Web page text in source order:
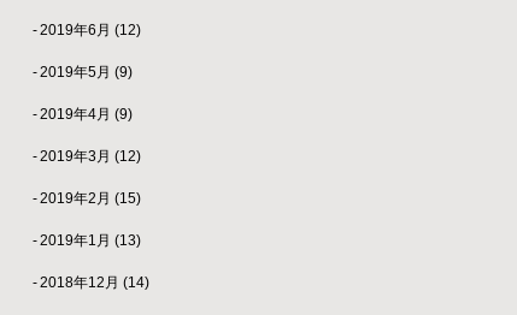
2019年6月 (12)
2019年5月 (9)
2019年4月 (9)
2019年3月 (12)
2019年2月 (15)
2019年1月 (13)
2018年12月 (14)